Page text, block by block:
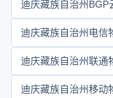
迪庆藏族自治州BGP
迪庆藏族自治州电信
迪庆藏族自治州联通
迪庆藏族自治州移动